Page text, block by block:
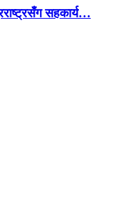
सहकार्य…